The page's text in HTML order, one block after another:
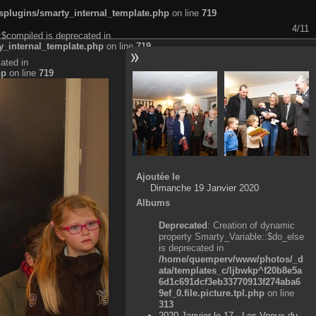
smarty_internal_template.php on line 719
4/11
is deprecated in
on line 719
in
on line 719
Ajoutée le
Dimanche 19 Janvier 2020
Albums
Deprecated: Creation of dynamic
property Smarty_Variable::$do_else
is deprecated in
/home/quemperv/www/photos/_d
ata/templates_c/ljbwkp^f20b8e5a
6d1c691dcf3eb33770913f274aba6
9ef_0.file.picture.tpl.php on line
313